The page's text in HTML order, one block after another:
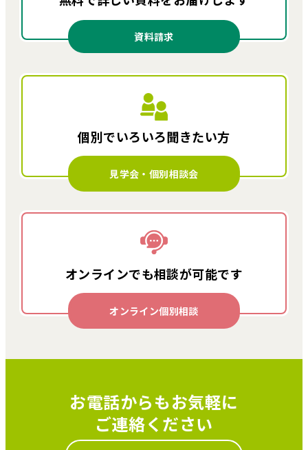
資料請求
個別でいろいろ聞きたい方
見学会・個別相談会
オンラインでも相談が可能です
オンライン個別相談
お電話からもお気軽に
ご連絡ください